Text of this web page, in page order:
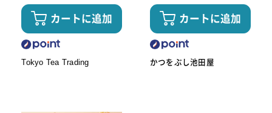
カートに追加
Tokyo Tea Trading
カートに追加
かつをぶし池田屋